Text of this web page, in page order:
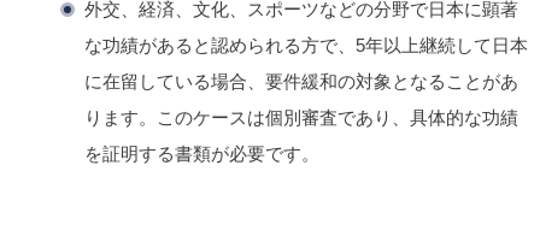
外交、経済、文化、スポーツなどの分野で日本に顕著
な功績があると認められる方で、 5年以上継続して日本
に在留 している場合、要件緩和の対象となることがあ
ります。このケースは個別審査であり、具体的な功績
を証明する書類が必要です。